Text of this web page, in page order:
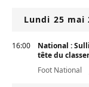
Lundi 25 mai
16:00
National :
tête du
Foot National